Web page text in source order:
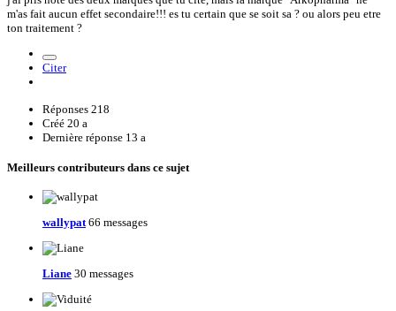
m'as fait aucun effet secondaire!!! es tu certain que se soit sa ? ou alors peu etre
ton traitement ?
Citer
Réponses 218
Créé 20 a
Dernière réponse 13 a
Meilleurs contributeurs dans ce sujet
wallypat 66 messages
Liane 30 messages